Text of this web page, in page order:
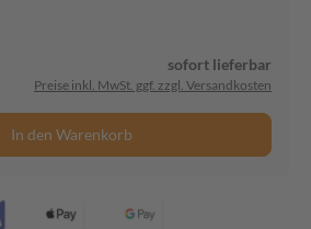
sofort lieferbar
Preise inkl. MwSt. ggf. zzgl. Versandkosten
In den Warenkorb